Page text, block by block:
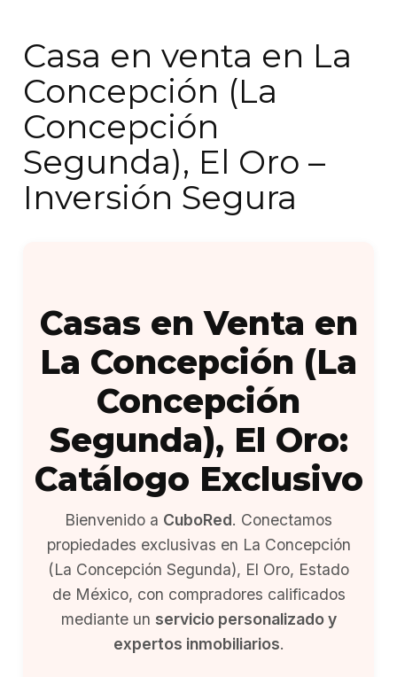
Casa en venta en La
Concepción (La
Concepción
Segunda), El Oro –
Inversión Segura
Casas en Venta en
La Concepción (La
Concepción
Segunda), El Oro:
Catálogo Exclusivo
Bienvenido a CuboRed. Conectamos
propiedades exclusivas en La Concepción
(La Concepción Segunda), El Oro, Estado
de México, con compradores calificados
mediante un servicio personalizado y
expertos inmobiliarios.